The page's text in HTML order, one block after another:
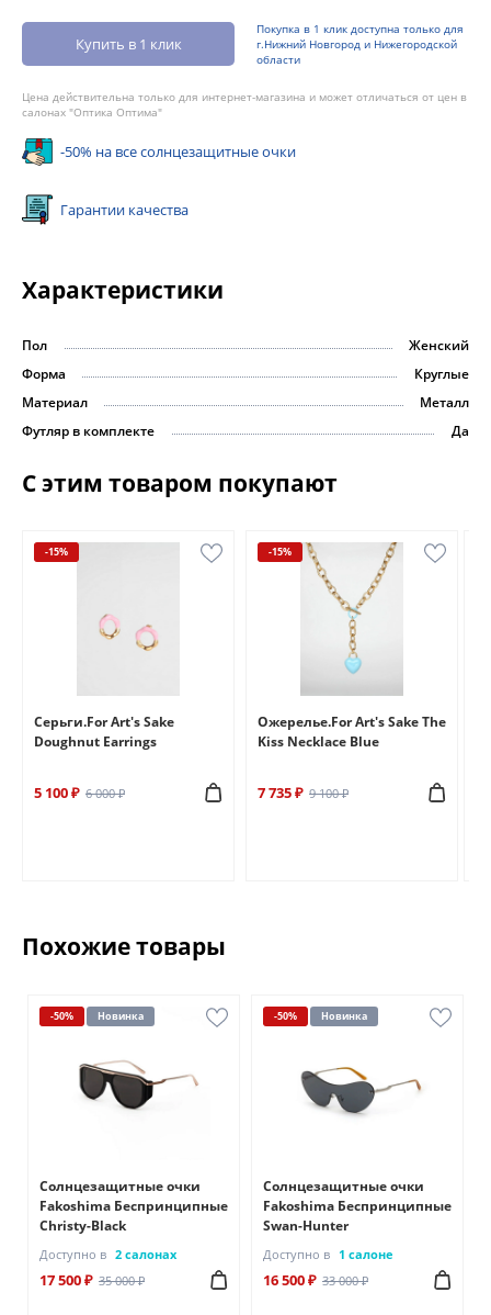
Купить в 1 клик
Покупка в 1 клик доступна только для
г.Нижний Новгород и Нижегородской
области
Цена действительна только для интернет-магазина и может отличаться от цен в
салонах "Оптика Оптима"
-50% на все солнцезащитные очки
Гарантии качества
Характеристики
Пол
Женский
Форма
Круглые
Материал
Металл
Футляр в комплекте
Да
С этим товаром покупают
-15%
Серьги.For Art's Sake
Doughnut Earrings
5 100 ₽ 6 000 ₽
-15%
Ожерелье.For Art's Sake The
Kiss Necklace Blue
7 735 ₽ 9 100 ₽
Похожие товары
-50% Новинка
Солнцезащитные очки
Fakoshima Беспринципные
Christy-Black
Доступно в 2 салонах
17 500 ₽ 35 000 ₽
-50% Новинка
Солнцезащитные очки
Fakoshima Беспринципные
Swan-Hunter
Доступно в 1 салоне
16 500 ₽ 33 000 ₽